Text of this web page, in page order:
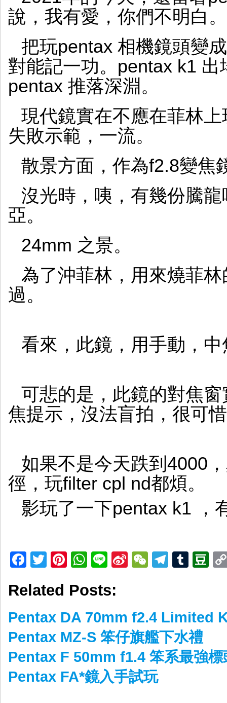
說，我有愛，你們不明白。
把玩pentax 相機鏡頭變
對能記一功。pentax k1
pentax 推落深淵。
現代鏡實在不應在菲林
失敗示範，一流。
散景方面，作為f2.8變焦
沒光時，咦，有幾份騰
亞。
24mm 之景。
為了沖菲林，用來燒菲
過。
看來，此鏡，用手動，
可悲的是，此鏡的對焦
焦提示，沒法盲拍，很可
如果不是今天跌到4000
徑，玩filter cpl nd都煩。
影玩了一下pentax k1 ，
Facebook
TwitterPinterest
WhatsApp
LineSinaWeChat
Related Posts:
Pentax DA 70mm f2.4 Limited
Pentax MZ-S 笨仔旗艦下水禮
Pentax F 50mm f1.4 笨系最強標
Pentax FA*鏡入手試玩